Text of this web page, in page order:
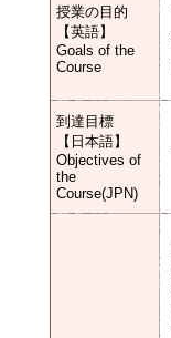
授業の目的
【英語】
Goals of the
Course
到達目標
【日本語】
Objectives of
the
Course(JPN)